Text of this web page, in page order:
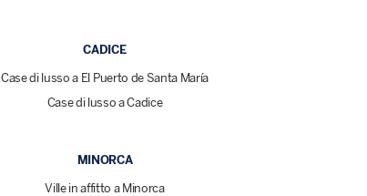
CADICE
Case di lusso a El Puerto de Santa María
Case di lusso a Cadice
MINORCA
Ville in affitto a Minorca